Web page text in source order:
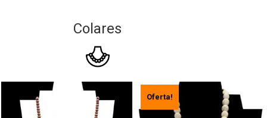
Colares
Oferta!